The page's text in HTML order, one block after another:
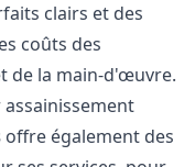
clairs et des
coûts des
de la main-d'œuvre.
offre également des